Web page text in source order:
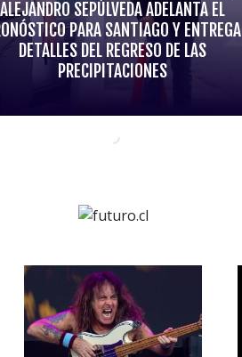
ALEJANDRO SEPÚLVEDA ADELANTA EL
PARA SANTIAGO Y ENTREGA
DETALLES DEL REGRESO DE LAS
PRECIPITACIONES